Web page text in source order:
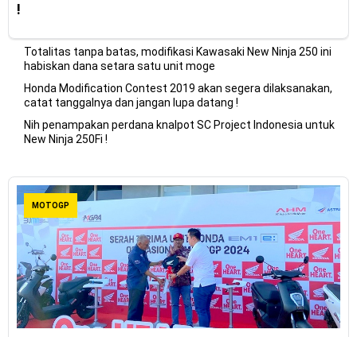
!
Totalitas tanpa batas, modifikasi Kawasaki New Ninja 250 ini
habiskan dana setara satu unit moge
Honda Modification Contest 2019 akan segera dilaksanakan,
catat tanggalnya dan jangan lupa datang !
Nih penampakan perdana knalpot SC Project Indonesia untuk
New Ninja 250Fi !
MOTOGP